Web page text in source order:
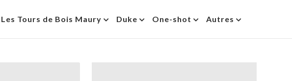
Les Tours de Bois Maury Duke One-shot Autres